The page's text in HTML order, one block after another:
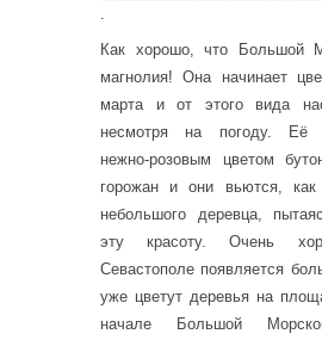
.
Как хорошо, что Большой
магнолия! Она начинает
марта и от этого вида
несмотря на погоду. Её
нежно-розовым цветом
горожан и они вьются, как
небольшого деревца,
эту красоту. Очень
Севастополе появляется
уже цветут деревья на
начале Большой